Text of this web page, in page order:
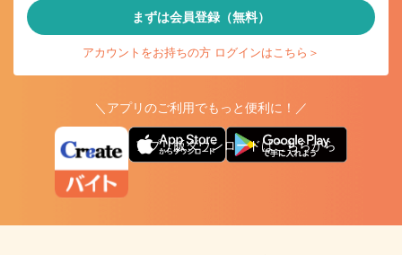
まずは会員登録（無料）
アカウントをお持ちの方 ログインはこちら＞
＼アプリのご利用でもっと便利に！／
アプリ版ダウンロードはこちらから